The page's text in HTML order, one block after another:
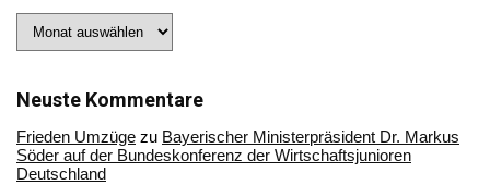
Sie
Archiv
Neuste Kommentare
Frieden Umzüge zu Bayerischer Ministerpräsident Dr. Markus
Söder auf der Bundeskonferenz der Wirtschaftsjunioren
Deutschland